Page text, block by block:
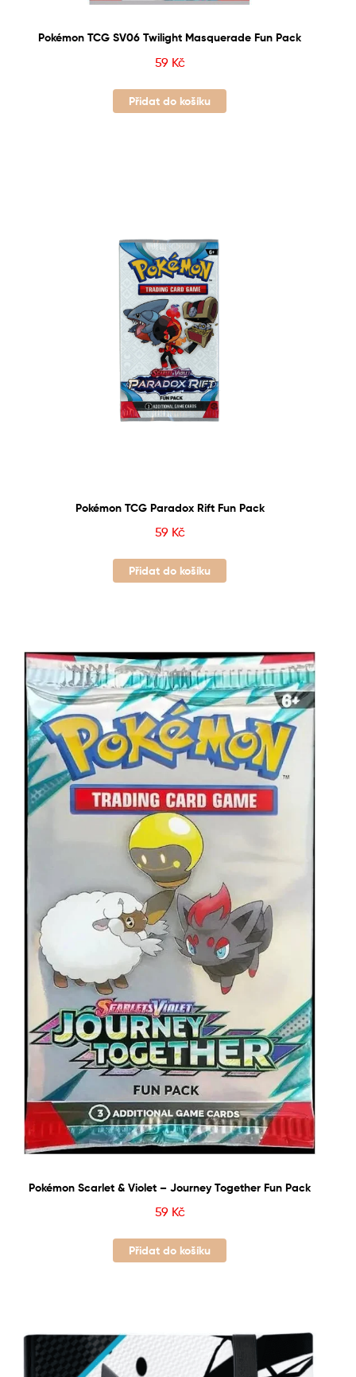
Pokémon TCG SV06 Twilight Masquerade Fun Pack
59 Kč
Přidat do košíku
Pokémon TCG Paradox Rift Fun Pack
59 Kč
Přidat do košíku
Pokémon Scarlet & Violet – Journey Together Fun Pack
59 Kč
Přidat do košíku